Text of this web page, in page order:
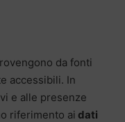
da fonti
accessibili. In
e alle presenze
riferimento ai dati